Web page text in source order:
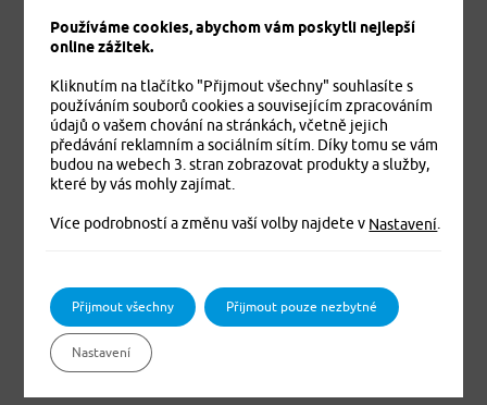
Jistíme vás. To je jisté
Cestovní pojištění
Dětské úrazové pojištění MEDVÍDEK
Používáme cookies, abychom vám poskytli nejlepší
online zážitek.
Kliknutím na tlačítko "Přijmout všechny" souhlasíte s
používáním souborů cookies a souvisejícím zpracováním
údajů o vašem chování na stránkách, včetně jejich
předávání reklamním a sociálním sítím. Díky tomu se vám
budou na webech 3. stran zobrazovat produkty a služby,
které by vás mohly zajímat.
Více podrobností a změnu vaší volby najdete v Nastavení
Přijmout všechny Přijmout pouze nezbytné
Nastavení